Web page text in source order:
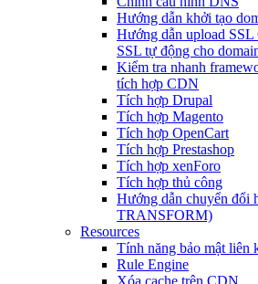
Hướng dẫn khởi tạo
Hướng dẫn upload
SSL tự động cho
Kiểm tra nhanh
tích hợp CDN
Tích hợp Drupal
Tích hợp Magento
Tích hợp OpenCart
Tích hợp Prestashop
Tích hợp xenForo
Tích hợp thủ công
Hướng dẫn chuyển đổi
TRANSFORM)
Resources
Tính năng bảo mật liên
Rule Engine
Xóa cache trên CDN